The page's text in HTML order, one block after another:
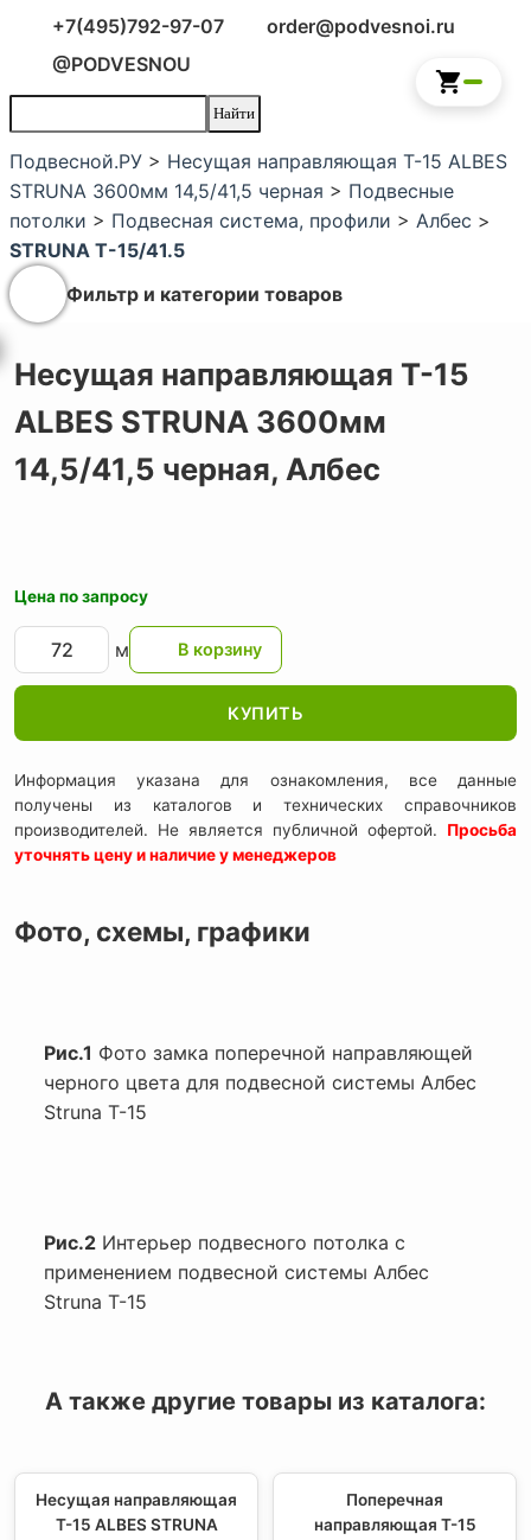
+7(495)792-97-07
order@podvesnoi.ru
@PODVESNOU
Подвесной.РУ > Несущая направляющая Т-15 ALBES
STRUNA 3600мм 14,5/41,5 черная > Подвесные
потолки > Подвесная система, профили > Албес >
STRUNA Т-15/41.5
Фильтр и категории товаров
Несущая направляющая Т-15
ALBES STRUNA 3600мм
14,5/41,5 черная, Албес
Цена по запросу
м
КУПИТЬ
Информация указана для ознакомления, все данные
получены из каталогов и технических справочников
производителей. Не является публичной офертой. Просьба
уточнять цену и наличие у менеджеров
Фото, схемы, графики
Рис.1 Фото замка поперечной направляющей
черного цвета для подвесной системы Албес
Struna T-15
Рис.2 Интерьер подвесного потолка с
применением подвесной системы Албес
Struna T-15
А также другие товары из каталога:
Несущая направляющая
Т-15 ALBES STRUNA
Поперечная
направляющая Т-15